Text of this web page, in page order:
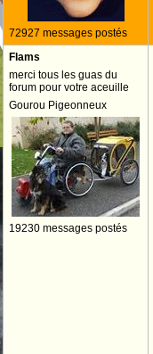
72927 messages postés
Flams
merci tous les guas du
forum pour votre aceuille
Gourou Pigeonneux
19230 messages postés